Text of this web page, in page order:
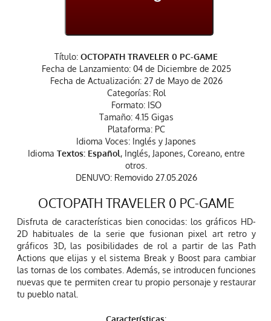
Título:OCTOPATH TRAVELER 0 PC-GAME
Fecha de Lanzamiento: 04 de Diciembre de 2025
Fecha de Actualización: 27 de Mayo de 2026
Categorías: Rol
Formato: ISO
Tamaño: 4.15 Gigas
Plataforma: PC
Idioma Voces: Inglés y Japones
Idioma Textos: Español, Inglés, Japones, Coreano, entre
otros.
DENUVO: Removido 27.05.2026
OCTOPATH TRAVELER 0 PC-GAME
Disfruta de características bien conocidas: los gráficos HD-
2D habituales de la serie que fusionan pixel art retro y
gráficos 3D, las posibilidades de rol a partir de las Path
Actions que elijas y el sistema Break y Boost para cambiar
las tornas de los combates. Además, se introducen funciones
nuevas que te permiten crear tu propio personaje y restaurar
tu pueblo natal.
Características: